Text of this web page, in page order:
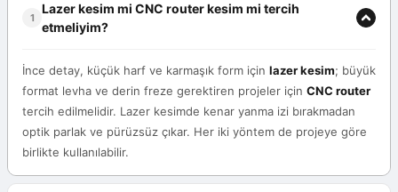
1
Lazer kesim mi CNC router kesim mi tercih
etmeliyim?
İnce detay, küçük harf ve karmaşık form için lazer kesim; büyük
format levha ve derin freze gerektiren projeler için CNC router
tercih edilmelidir. Lazer kesimde kenar yanma izi bırakmadan
optik parlak ve pürüzsüz çıkar. Her iki yöntem de projeye göre
birlikte kullanılabilir.